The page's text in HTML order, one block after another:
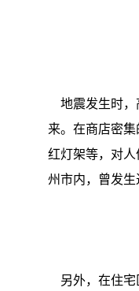
地震发生时，
来。在商店密
红灯架等，对
州市内，曾发
另外，在住宅